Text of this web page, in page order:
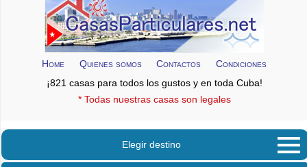
Home Quienes somos Contactos
Condiciones
¡821 casas para todos los gustos y en toda Cuba!
* Todas nuestras casas son legales
Elegir destino